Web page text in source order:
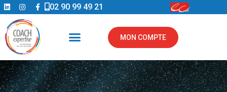
02 90 99 49 21
MON COMPTE